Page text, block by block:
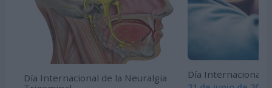
Día Internacional de la Neuralgia
Día Internacional